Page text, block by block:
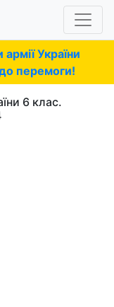
України
перемоги!
6 клас.